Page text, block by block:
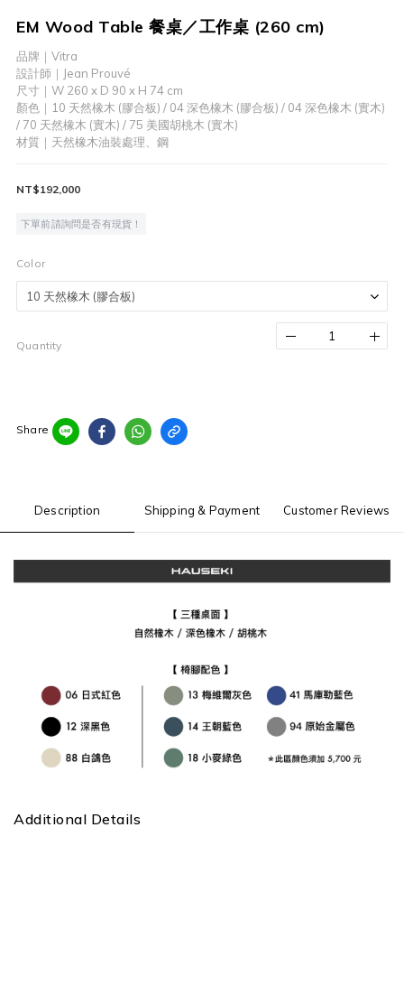
EM Wood Table 餐桌／工作桌 (260 cm)
品牌｜Vitra
設計師｜Jean Prouvé
尺寸｜W 260 x D 90 x H 74 cm
顏色｜10 天然橡木 (膠合板) / 04 深色橡木 (膠合板) / 04 深色橡木 (實木)
/ 70 天然橡木 (實木) / 75 美國胡桃木 (實木)
材質｜天然橡木油裝處理、鋼
NT$192,000
下單前請詢問是否有現貨！
Color
Quantity
Share
Description Shipping & Payment Customer Reviews
Additional Details